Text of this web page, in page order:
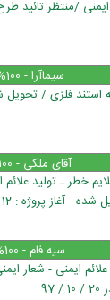
سیماآرا - 100%
آقای ملکی - 100%
خطر ـ تولید
/ 9 / 97 تحویل شده در 14 / 9 / 97
سیه فام - 100%
ایمنی - شعار